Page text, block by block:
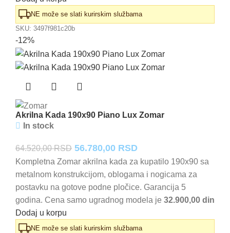
NE može se slati kurirskim službama
SKU: 3497f981c20b
-12%
Akrilna Kada 190x90 Piano Lux Zomar
In stock
64.520,00RSD Originalna
cena
je
bila:
64.520,00 RSD.
56.780,00 RSDTrenutna
cena
je:
56.780,00 RSD.
Kompletna Zomar akrilna kada za kupatilo 190x90 sa
metalnom konstrukcijom, oblogama i nogicama za
postavku na gotove podne pločice. Garancija 5
godina. Cena samo ugradnog modela je 32.900,00 din
Dodaj u korpu
NE može se slati kurirskim službama